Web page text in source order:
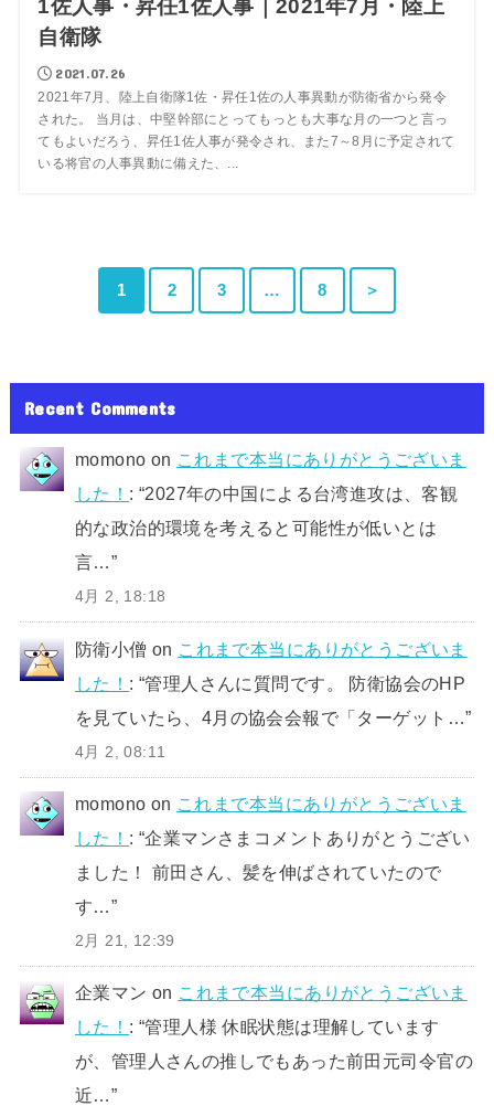
1佐人事・昇任1佐人事｜2021年7月・陸上
自衛隊
2021.07.26
2021年7月、陸上自衛隊1佐・昇任1佐の人事異動が防衛省から発令
された。 当月は、中堅幹部にとってもっとも大事な月の一つと言っ
てもよいだろう、昇任1佐人事が発令され、また7～8月に予定されて
いる将官の人事異動に備えた、...
1 2 3 … 8 ＞
Recent Comments
momono on これまで本当にありがとうございま
した！ : “2027年の中国による台湾進攻は、客観
的な政治的環境を考えると可能性が低いとは
言…”
4月 2, 18:18
防衛小僧 on これまで本当にありがとうございま
した！ : “管理人さんに質問です。 防衛協会のHP
を見ていたら、4月の協会会報で「ターゲット… ”
4月 2, 08:11
momono on これまで本当にありがとうございま
した！ : “企業マンさまコメントありがとうござい
ました！ 前田さん、髪を伸ばされていたので
す…”
2月 21, 12:39
企業マン on これまで本当にありがとうございま
した！ : “管理人様 休眠状態は理解しています
が、管理人さんの推しでもあった前田元司令官の
近…”